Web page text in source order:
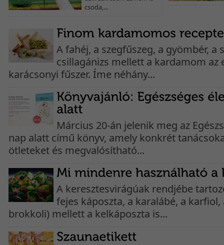
csoda,...
A fahéj, a szegfűszeg, a gyömbér, a
csillagánizs mellett a kardamom az
karácsonyi fűszer. Íme néhány...
Március 20-án jelenik meg az
nap alatt című könyv, amely konkrét
ötleteket és megvalósítható...
A keresztesvirágúak rendjébe
fejes káposzta, a karalábé, a karfiol,
brokkoli) mellett a kelkáposzta is...